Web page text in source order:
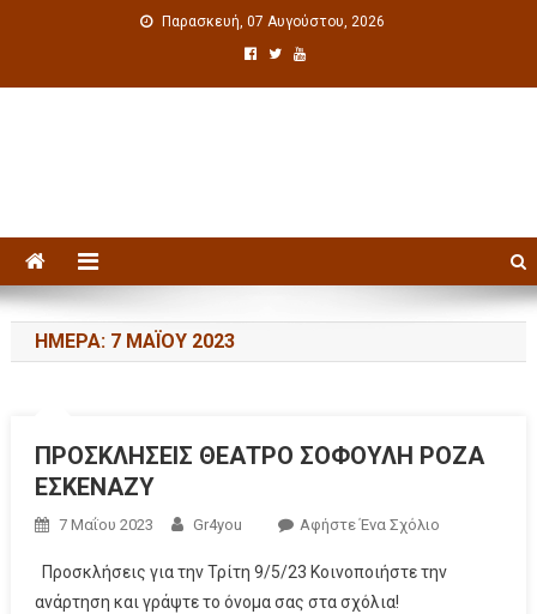
Παρασκευή, 07 Αυγούστου, 2026
ΗΜΈΡΑ: 7 ΜΑΪ́ΟΥ 2023
ΠΡΟΣΚΛΗΣΕΙΣ ΘΕΑΤΡΟ ΣΟΦΟΥΛΗ ΡΟΖΑ
ΕΣΚΕΝΑΖΥ
7 Μαΐου 2023 Gr4you Αφήστε Ένα Σχόλιο
Προσκλήσεις για την Τρίτη 9/5/23 Κοινοποιήστε την
ανάρτηση και γράψτε το όνομα σας στα σχόλια!